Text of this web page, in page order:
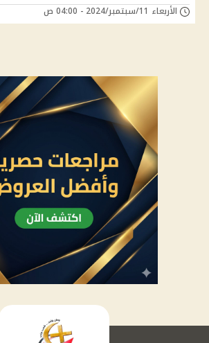
الأربعاء 11/سبتمبر/2024 - 04:00 ص